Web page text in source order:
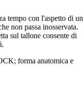
tempo con l'aspetto di un
non passa inosservata.
sul tallone consente di
forma anatomica e